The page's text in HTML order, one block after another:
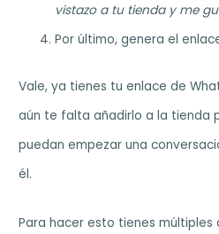
vistazo a tu tienda y me
Por último, genera el
Vale, ya tienes tu enlace de
aún te falta añadirlo a la tienda
puedan empezar una
él.
Para hacer esto tienes múltiples